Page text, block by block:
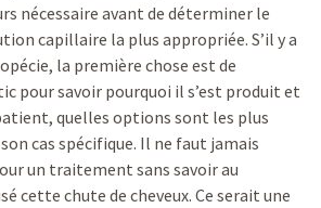
nécessaire avant de déterminer le
capillaire la plus appropriée. S’il y a
la première chose est de
pour savoir pourquoi il s’est produit et
quelles options sont les plus
cas spécifique. Il ne faut jamais
un traitement sans savoir au
cette chute de cheveux. Ce serait une